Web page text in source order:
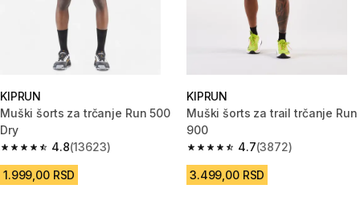
KIPRUN
Muški šorts za trčanje Run 500
Dry
4.8
4.8 od 5 zvezdica from 13623 Recenzije
(13623)
1.999,00 RSD
KIPRUN
Muški šorts za trail trčanje Run
900
4.7
4.7 od 5 zvezdica from 3872
(3872)
3.499,00 RSD